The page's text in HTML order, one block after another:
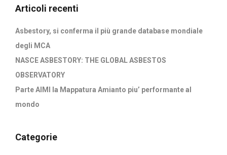
Articoli recenti
Asbestory, si conferma il più grande database mondiale
degli MCA
NASCE ASBESTORY: THE GLOBAL ASBESTOS
OBSERVATORY
Parte AIMI la Mappatura Amianto piu’ performante al
mondo
Categorie